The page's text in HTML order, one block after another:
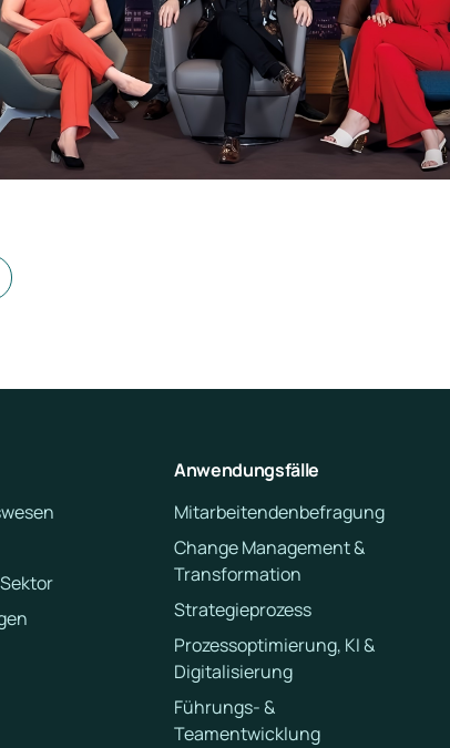
Anwendungsfälle
Mitarbeitendenbefragung
Change Management &
Transformation
Strategieprozess
Prozessoptimierung, KI &
Digitalisierung
Führungs- &
Teamentwicklung